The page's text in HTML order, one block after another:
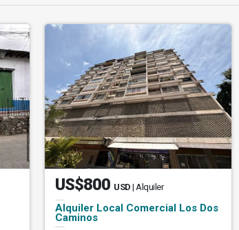
US$800 USD | Alquiler
Alquiler Local Comercial Los Dos
Caminos